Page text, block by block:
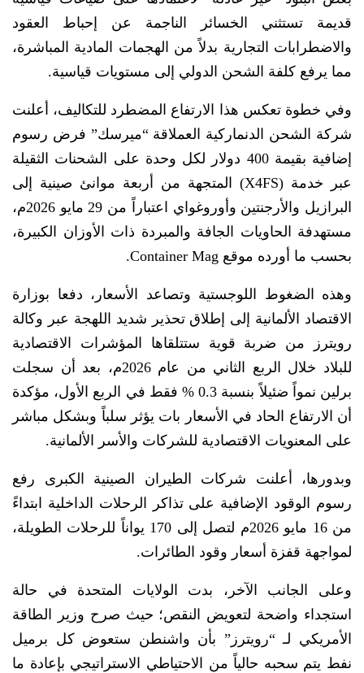
قديمة تستثني الخسائر الناجمة عن إحباط العقود
والاضطرابات التجارية بدلاً من الهجمات المادية المباشرة،
مما يرفع كلفة الشحن الدولي إلى مستويات قياسية.
وفي خطوة تعكس هذا الارتفاع المضطرد للتكاليف، أعلنت
شركة الشحن الدنماركية العملاقة “ميرسك” فرض رسوم
إضافية بقيمة 400 دولار لكل وحدة على الشحنات الثقيلة
عبر خدمة (X4FS) المتجهة من أربعة موانئ صينية إلى
البرازيل والأرجنتين وأوروغواي اعتباراً من 29 مايو 2026م،
مستهدفة الحاويات الجافة والمبردة ذات الأوزان الكبيرة،
بحسب ما أورده موقع Container Mag.
وهذه الضغوط اللوجستية وتصاعد الأسعار، دفعا بوزارة
الاقتصاد الألمانية إلى إطلاق تحذير شديد اللهجة عبر وكالة
رويترز من ضربة قوية ستتلقاها المؤشرات الاقتصادية
للبلاد خلال الربع الثاني من عام 2026م، بعد أن سجلت
برلين نمواً ضئيلاً بنسبة 0.3 % فقط في الربع الأول، مؤكدة
أن الارتفاع الحاد في الأسعار بات يؤثر سلباً وبشكل مباشر
على المعنويات الاقتصادية للشركات والأسر الألمانية.
وبدورها، أعلنت شركات الطيران الصينية الكبرى رفع
رسوم الوقود الإضافية على تذاكر الرحلات الداخلية ابتداءً
من 16 مايو 2026م لتصل إلى 170 يواناً للرحلات الطويلة،
لمواجهة قفزة أسعار وقود الطائرات.
وعلى الجانب الآخر، بدت الولايات المتحدة في حالة
استجداء واضحة لتعويض النقص؛ حيث صرح وزير الطاقة
الأمريكي لـ “رويترز” بأن واشنطن ستعوض كل برميل
نفط يتم سحبه حالياً من الاحتياطي الاستراتيجي بإعادة ما